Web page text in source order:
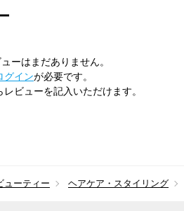
ーはまだありません。
グインが必要です。
レビューを記入いただけます。
ューティー ヘアケア・スタイリング